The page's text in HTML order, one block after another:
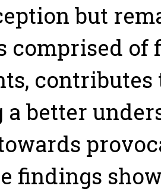
but
comprised
better
findings